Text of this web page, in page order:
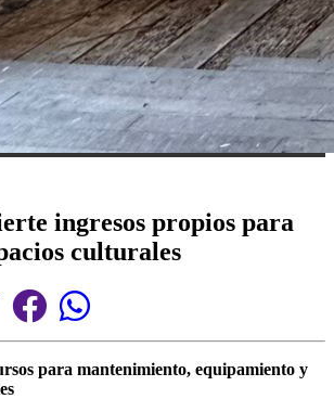
ingresos propios para
culturales
para mantenimiento, equipamiento y